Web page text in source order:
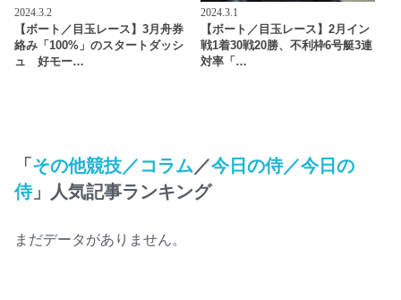
2024.3.2
【ボート／目玉レース】3月舟券
絡み「100%」のスタートダッシ
ュ 好モー…
2024.3.1
【ボート／目玉レース】2月イン
戦1着30戦20勝、不利枠6号艇3連
対率「…
「 その他競技／コラム ／今日の侍／今日の
侍」人気記事ランキング
まだデータがありません。